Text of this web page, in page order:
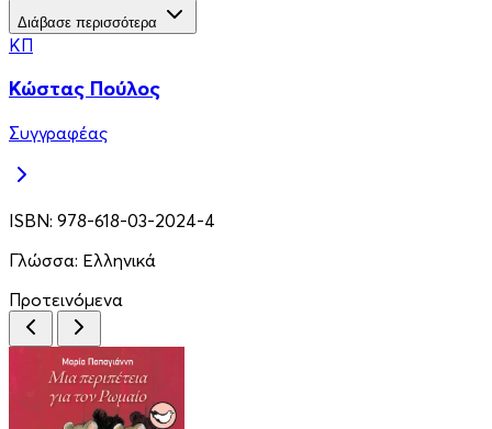
Διάβασε περισσότερα
ΚΠ
Κώστας Πούλος
Συγγραφέας
ISBN: 978-618-03-2024-4
Γλώσσα: Ελληνικά
Προτεινόμενα